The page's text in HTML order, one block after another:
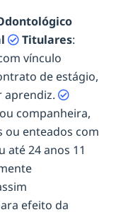
Titulares:
vínculo
de estágio,
aprendiz.
companheira,
enteados com
até 24 anos 11
efeito da